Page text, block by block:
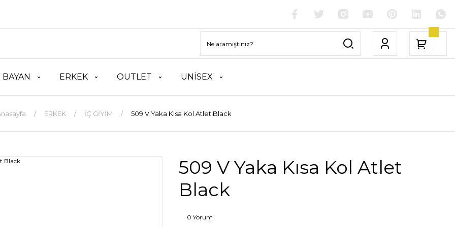
BAYAN ERKEK OUTLET UNİSEX
ERKEK İÇ GİYİM 509 V Yaka Kısa Kol Atlet Black
509 V Yaka Kısa Kol Atlet
Black
0 Yorum